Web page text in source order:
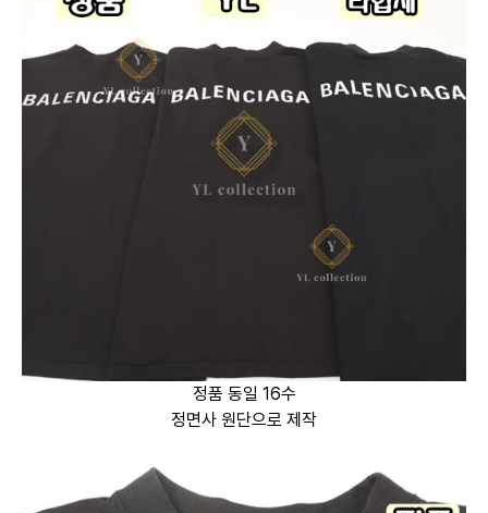
정품 동일 16수
정면사 원단으로 제작